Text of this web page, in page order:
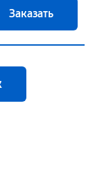
Заказать